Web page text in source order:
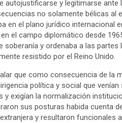
autojustificarse y legitimarse
no solamente bélicas al
en el plano jurídico internacional
el campo diplomático desde
soberanía y ordenaba a las
resistido por el Reino Unido.
que como consecuencia de la
política y social que
y exigían la normalización
sus posturas habida cuenta
y resultaron funcionales